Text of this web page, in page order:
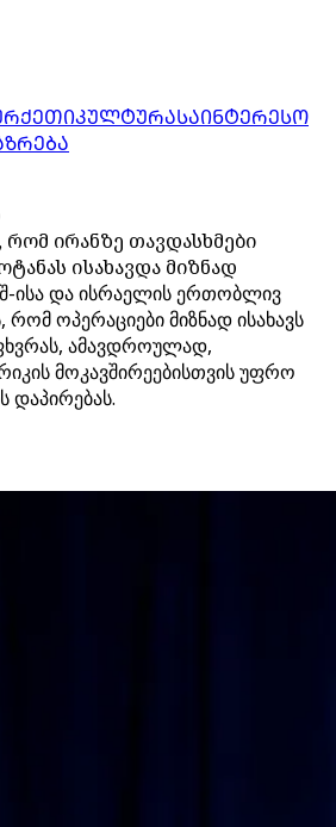
ᲙᲣᲚᲢᲣᲠᲐᲡᲐᲘᲜᲢᲔᲠᲔᲡᲝ
რომ ირანზე თავდასხმები
ისახავდა მიზნად
ისა და ისრაელის ერთობლივ
რომ ოპერაციები მიზნად ისახავს
ამავდროულად,
მოკავშირეებისთვის უფრო